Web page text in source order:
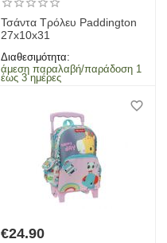
Τσάντα Τρόλευ Paddington
27x10x31
Διαθεσιμότητα:
άμεση παραλαβή/παράδοση 1
έως 3 ημέρες
€24.90